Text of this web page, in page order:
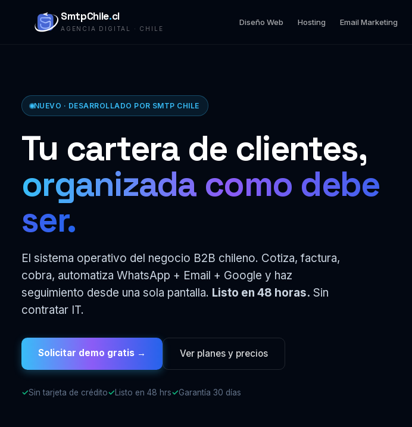
SmtpChile.cl
AGENCIA DIGITAL · CHILE
Diseño Web Hosting Email Marketing
NUEVO · DESARROLLADO POR SMTP CHILE
Tu cartera de clientes,
organizada como debe
ser.
El sistema operativo del negocio B2B chileno. Cotiza, factura,
cobra, automatiza WhatsApp + Email + Google y haz
seguimiento desde una sola pantalla. Listo en 48 horas. Sin
contratar IT.
Solicitar demo gratis → Ver planes y precios
✓Sin tarjeta de crédito✓ Listo en 48 hrs✓Garantía 30 días